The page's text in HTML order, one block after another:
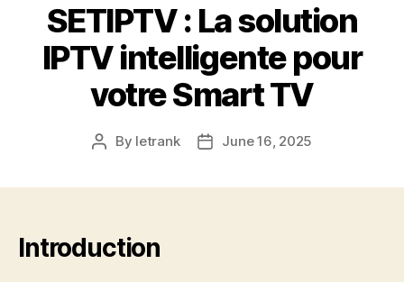
SETIPTV : La solution
IPTV intelligente pour
votre Smart TV
Post
By letrank
PostJune 16, 2025
Introduction